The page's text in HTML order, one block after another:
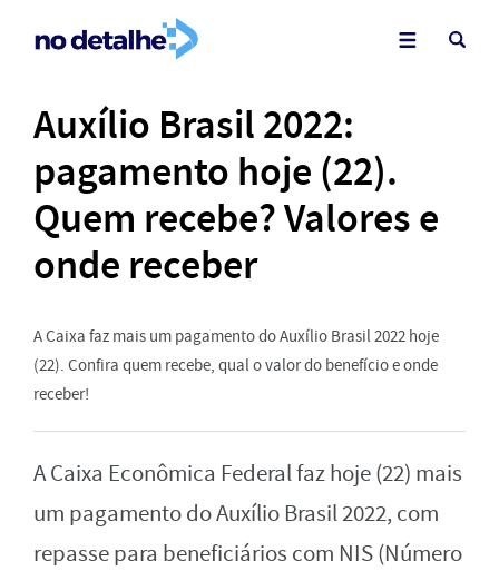
Auxílio Brasil 2022:
pagamento hoje (22).
Quem recebe? Valores e
onde receber
A Caixa faz mais um pagamento do Auxílio Brasil 2022 hoje
(22). Confira quem recebe, qual o valor do benefício e onde
receber!
A Caixa Econômica Federal faz hoje (22) mais
um pagamento do Auxílio Brasil 2022, com
repasse para beneficiários com NIS (Número